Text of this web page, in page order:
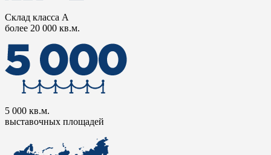
Склад класса А
более 20 000 кв.м.
5 000 кв.м.
выставочных площадей